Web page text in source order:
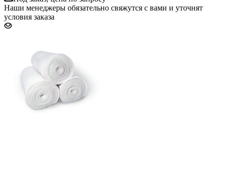
Наши менеджеры обязательно свяжутся с вами и уточнят
условия заказа